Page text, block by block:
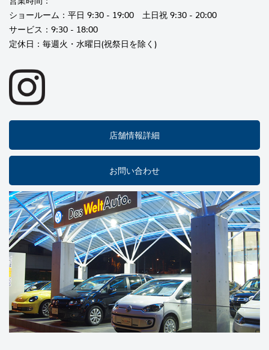
ショールーム：平日 9:30 - 19:00 土日祝 9:30 - 20:00
サービス：9:30 - 18:00
定休日：毎週火・水曜日(祝祭日を除く)
店舗情報詳細
お問い合わせ